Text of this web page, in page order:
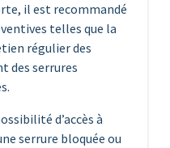
il est recommandé
telles que la
régulier des
des serrures
d’accès à
serrure bloquée ou